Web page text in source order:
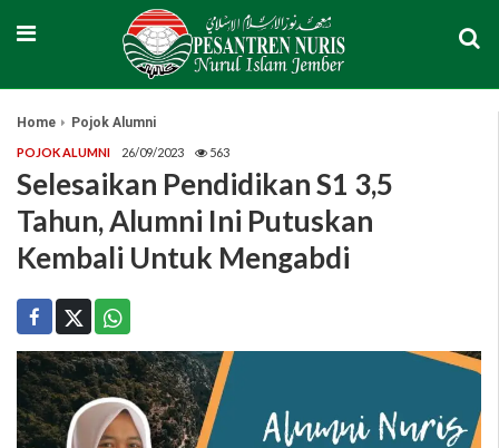
Home Pojok Alumni
POJOK ALUMNI 26/09/2023 563
Selesaikan Pendidikan S1 3,5
Tahun, Alumni Ini Putuskan
Kembali Untuk Mengabdi